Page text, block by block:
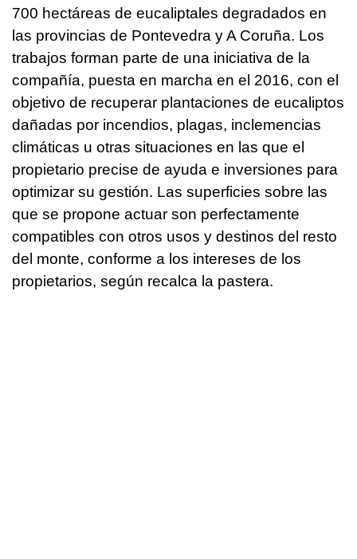
700 hectáreas de eucaliptales degradados en
las provincias de Pontevedra y A Coruña. Los
trabajos forman parte de una iniciativa de la
compañía, puesta en marcha en el 2016, con el
objetivo de recuperar plantaciones de eucaliptos
dañadas por incendios, plagas, inclemencias
climáticas u otras situaciones en las que el
propietario precise de ayuda e inversiones para
optimizar su gestión. Las superficies sobre las
que se propone actuar son perfectamente
compatibles con otros usos y destinos del resto
del monte, conforme a los intereses de los
propietarios, según recalca la pastera.